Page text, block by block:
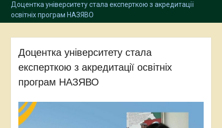
Доцентка університету стала експерткою з акредитації
освітніх програм НАЗЯВО
Доцентка університету стала
експерткою з акредитації освітніх
програм НАЗЯВО